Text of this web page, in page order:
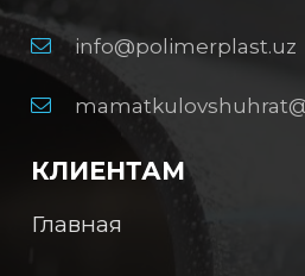
info@polimerplast.uz
КЛИЕНТАМ
Главная